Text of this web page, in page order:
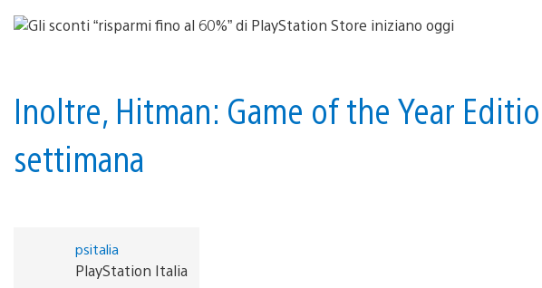
Inoltre, Hitman: Game of the Year
settimana
psitalia
PlayStation Italia